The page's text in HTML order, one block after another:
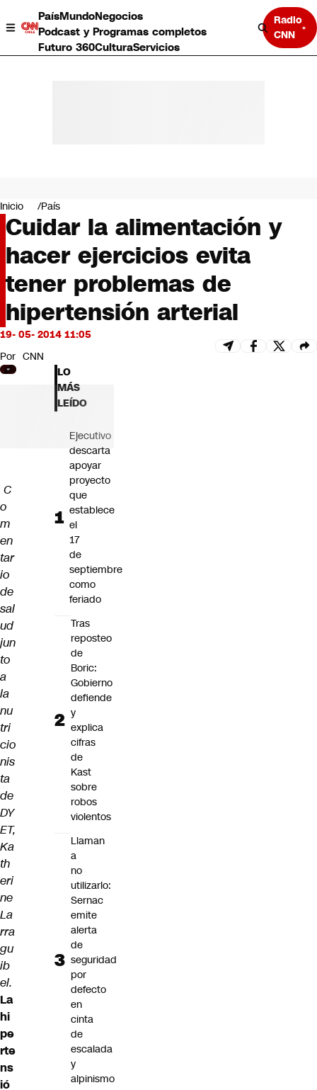
PaísMundoNegocios
Podcast y Programas completos
Futuro 360CulturaServicios
Radio
CNN
Negocios
Deportes
Programas completos
Cultura
Servicios
Bits
CNN tiempo
Futuro 360
Inicio País
Cuidar la alimentación y
hacer ejercicios evita
tener problemas de
hipertensión arterial
19- 05- 2014 11:05
Por CNN
C
o
m
en
tar
io
de
sal
ud
jun
to
a
la
nu
tri
cio
nis
ta
de
DY
ET,
Ka
th
eri
ne
La
rra
gu
ib
el.
La
hi
pe
rte
ns
ió
LO
MÁS
LEÍDO
Ejecutivo
descarta
apoyar
proyecto
que
establece
el
17
de
septiembre
como
feriado
Tras
reposteo
de
Boric:
Gobierno
defiende
y
explica
cifras
de
Kast
sobre
robos
violentos
Llaman
a
no
utilizarlo:
Sernac
emite
alerta
de
seguridad
por
defecto
en
cinta
de
escalada
y
alpinismo